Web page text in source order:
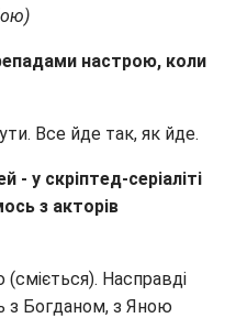
настрою, коли
Все йде так, як йде.
у скріптед-серіаліті
з акторів
Насправді
з Богданом, з Яною